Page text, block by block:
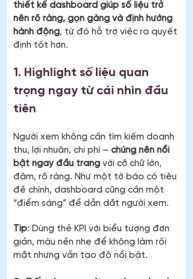
thiết kế dashboard giúp số liệu trở
nên rõ ràng, gọn gàng và định hướng
hành động, từ đó hỗ trợ việc ra quyết
định tốt hơn.
1. Highlight số liệu quan
trọng ngay từ cái nhìn đầu
tiên
Người xem không cần tìm kiếm doanh
thu, lợi nhuận, chi phí – chúng nên nổi
bật ngay đầu trang với cỡ chữ lớn,
đậm, rõ ràng. Như một tờ báo có tiêu
đề chính, dashboard cũng cần một
“điểm sáng” để dẫn dắt người xem.
Tip: Dùng thẻ KPI với biểu tượng đơn
giản, màu nền nhẹ để không làm rối
mắt nhưng vẫn tạo độ nổi bật.